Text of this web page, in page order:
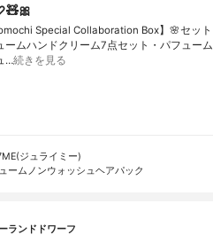
Special Collaboration Box】🌸セット
ームハンドクリーム7点セット・パフューム
…続きを見る
ジュライミー)
ームノンウォッシュヘアパック
ランドドワーフ